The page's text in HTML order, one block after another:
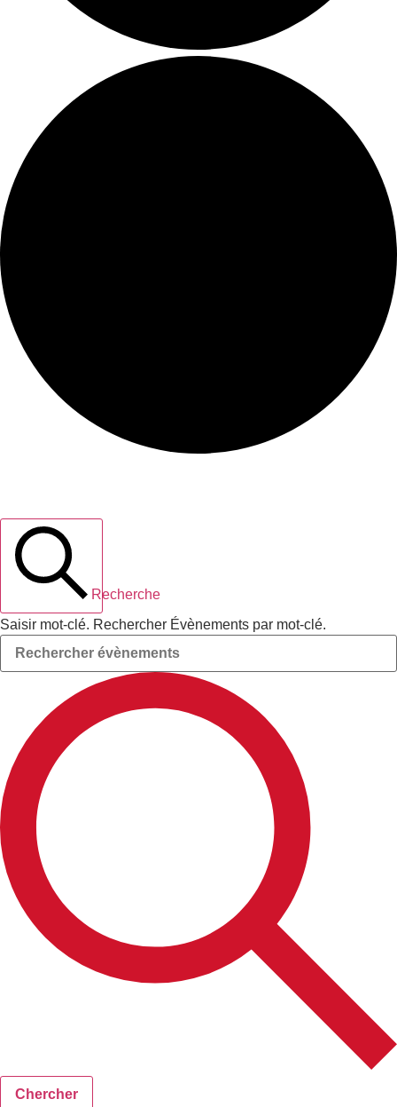
Recherche
Saisir mot-clé. Rechercher Évènements par mot-clé.
Chercher